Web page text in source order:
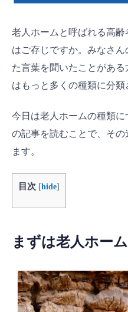
k
老人ホームと呼ばれる高
はご存じですか。みなさ
た言葉を聞いたことがあ
はもっと多くの種類に分類
今日は老人ホームの種類
の記事を読むことで、そ
ます。
目次 [hide]
まずは老人ホー